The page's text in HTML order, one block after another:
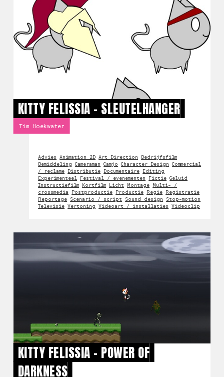
KITTY FELISSIA - SLEUTELHANGER
Tim Hoekwater
Advies Animation 2D Art Direction
Bedrijfsfilm
Bemiddeling Cameraman Camjo Character Design Commercial
/ reclame Distributie Documentaire Editing
Experimenteel Festival / evenementen Fictie Geluid
Instructiefilm Kortfilm Licht Montage Multi- /
crossmedia
Postproductie Productie Regie Registratie
Reportage Scenario / script Sound design
Stop-motion
Televisie Vertoning Videoart / installaties Videoclip
KITTY FELISSIA - POWER OF
DARKNESS